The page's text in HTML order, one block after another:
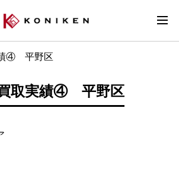
④ 平野区
取実績④ 平野区